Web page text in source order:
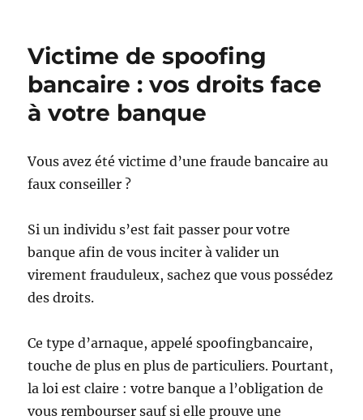
Victime de spoofing
bancaire : vos droits face
à votre banque
Vous avez été victime d’une fraude bancaire au
faux conseiller ?
Si un individu s’est fait passer pour votre
banque afin de vous inciter à valider un
virement frauduleux, sachez que vous possédez
des droits.
Ce type d’arnaque, appelé spoofingbancaire,
touche de plus en plus de particuliers. Pourtant,
la loi est claire : votre banque a l’obligation de
vous rembourser sauf si elle prouve une